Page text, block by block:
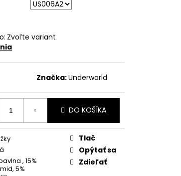
Zvoľte variant
Značka:Underworld
DO KOŠÍKA
, 15%
5%
Tlač
Opýtať sa
Zdieľať